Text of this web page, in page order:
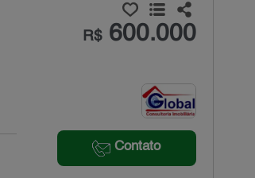
R$600.000
Contato